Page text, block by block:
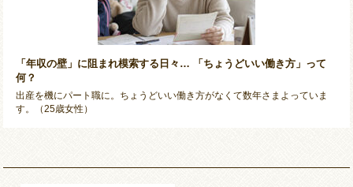
「年収の壁」に阻まれ模索する日々… 「ちょうどいい働き方」って
何？
出産を機にパート職に。ちょうどいい働き方がなくて数年さまよっていま
す。（25歳女性）